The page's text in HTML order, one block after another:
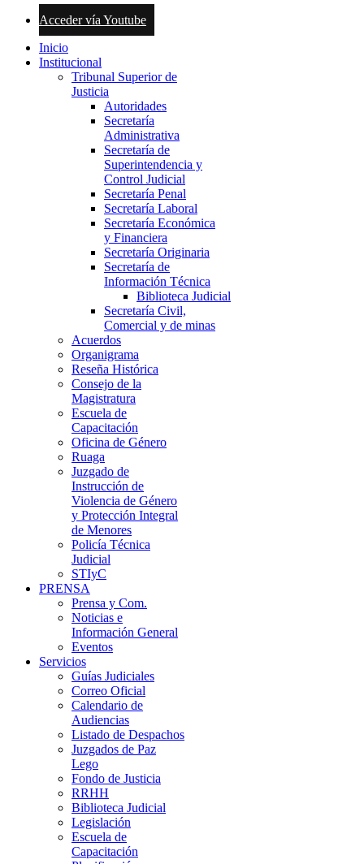
Acceder vía Youtube
Inicio
Institucional
Tribunal Superior de
Justicia
Autoridades
Secretaría
Administrativa
Secretaría de
Superintendencia y
Control Judicial
Secretaría Penal
Secretaría Laboral
Secretaría Económica
y Financiera
Secretaría Originaria
Secretaría de
Información Técnica
Biblioteca Judicial
Secretaría Civil,
Comercial y de minas
Acuerdos
Organigrama
Reseña Histórica
Consejo de la
Magistratura
Escuela de
Capacitación
Oficina de Género
Ruaga
Juzgado de
Instrucción de
Violencia de Género
y Protección Integral
de Menores
Policía Técnica
Judicial
STIyC
PRENSA
Prensa y Com.
Noticias e
Información General
Eventos
Servicios
Guías Judiciales
Correo Oficial
Calendario de
Audiencias
Listado de Despachos
Juzgados de Paz
Lego
Fondo de Justicia
RRHH
Biblioteca Judicial
Legislación
Escuela de
Capacitación